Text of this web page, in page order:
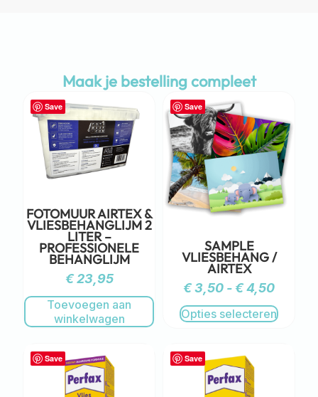
Maak je bestelling compleet
Save
FOTOMUUR AIRTEX &
VLIESBEHANGLIJM 2
LITER –
PROFESSIONELE
BEHANGLIJM
€23,95
Toevoegen aan
winkelwagen
Save
SAMPLE
VLIESBEHANG /
AIRTEX
€3,50 - €4,50
Opties selecteren
Save Save